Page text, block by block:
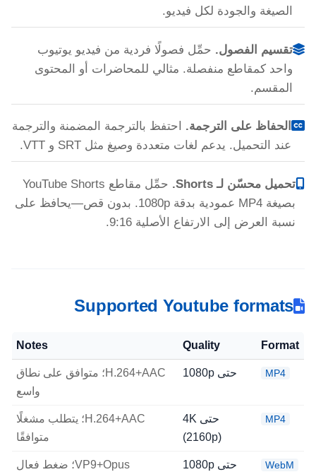
الصيغة والجودة لكل فيديو.
تقسيم الفصول. حمِّل فصولًا فردية من فيديو يوتيوب
واحد كمقاطع منفصلة. مثالي للمحاضرات أو المحتوى
المقسم.
الحفاظ على الترجمة. احتفظ بالترجمة المضمنة والترجمة
عند التحميل. يدعم لغات متعددة وصيغ مثل SRT و VTT.
تحميل محسّن لـ Shorts.
حمِّل مقاطع YouTube Shorts
بصيغة MP4 عمودية بدقة 1080p. بدون قص—يحافظ على
نسبة العرض إلى الارتفاع الأصلية 9:16.
Supported Youtube formats
Format
Quality
Notes
MP4 حتى 1080p
H.264+AAC؛ متوافق على نطاق
واسع
MP4
حتى 4K
(2160p)
H.264+AAC؛ يتطلب مشغلًا
متوافقًا
WebM حتى 1080p VP9+Opus؛ ضغط فعال